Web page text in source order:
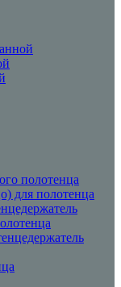
полотенца
для полотенца